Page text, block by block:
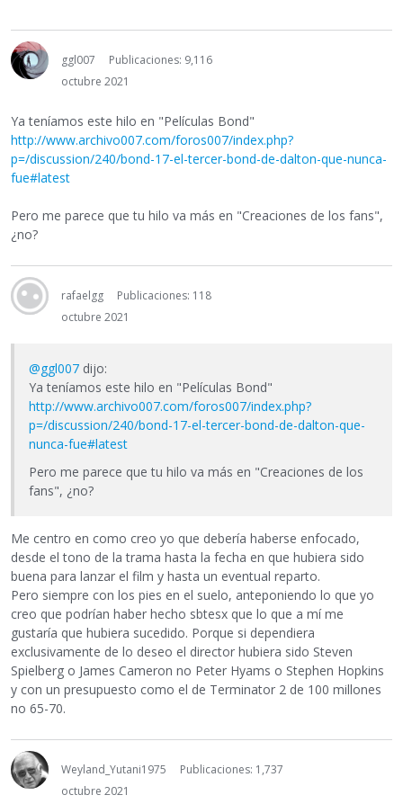
ggl007
Publicaciones: 9,116
octubre 2021
Ya teníamos este hilo en "Películas Bond"
http://www.archivo007.com/foros007/index.php?
p=/discussion/240/bond-17-el-tercer-bond-de-dalton-que-nunca-
fue#latest
Pero me parece que tu hilo va más en "Creaciones de los fans",
¿no?
rafaelgg
Publicaciones: 118
octubre 2021
@ggl007 dijo:
Ya teníamos este hilo en "Películas Bond"
http://www.archivo007.com/foros007/index.php?
p=/discussion/240/bond-17-el-tercer-bond-de-dalton-que-
nunca-fue#latest
Pero me parece que tu hilo va más en "Creaciones de los
fans", ¿no?
Me centro en como creo yo que debería haberse enfocado,
desde el tono de la trama hasta la fecha en que hubiera sido
buena para lanzar el film y hasta un eventual reparto.
Pero siempre con los pies en el suelo, anteponiendo lo que yo
creo que podrían haber hecho sbtesx que lo que a mí me
gustaría que hubiera sucedido. Porque si dependiera
exclusivamente de lo deseo el director hubiera sido Steven
Spielberg o James Cameron no Peter Hyams o Stephen Hopkins
y con un presupuesto como el de Terminator 2 de 100 millones
no 65-70.
Weyland_Yutani1975
Publicaciones: 1,737
octubre 2021